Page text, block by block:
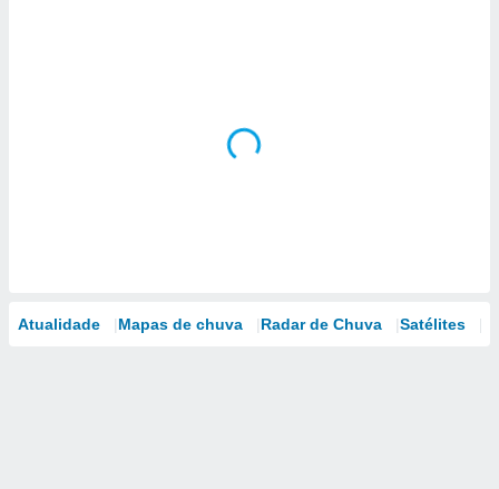
Atualidade Mapas de chuva Radar de Chuva Satélites